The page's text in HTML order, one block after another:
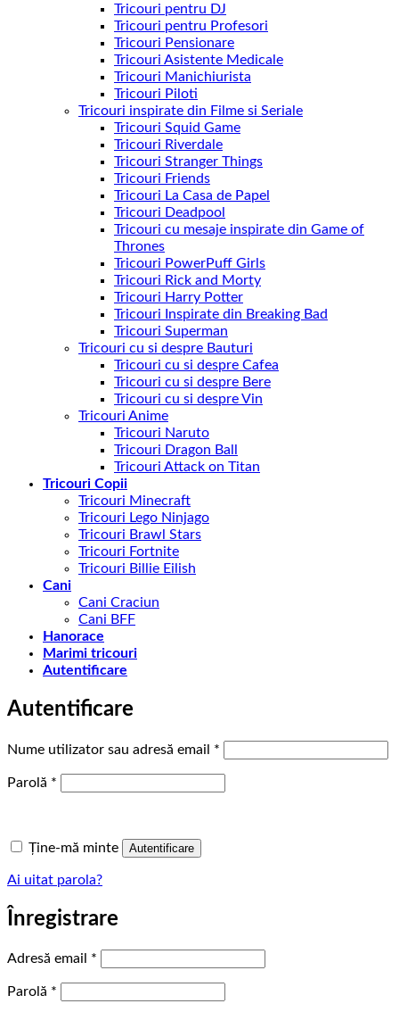
Tricouri pentru DJ
Tricouri pentru Profesori
Tricouri Pensionare
Tricouri Asistente Medicale
Tricouri Manichiurista
Tricouri Piloti
Tricouri inspirate din Filme si Seriale
Tricouri Squid Game
Tricouri Riverdale
Tricouri Stranger Things
Tricouri Friends
Tricouri La Casa de Papel
Tricouri Deadpool
Tricouri cu mesaje inspirate din Game of
Thrones
Tricouri PowerPuff Girls
Tricouri Rick and Morty
Tricouri Harry Potter
Tricouri Inspirate din Breaking Bad
Tricouri Superman
Tricouri cu si despre Bauturi
Tricouri cu si despre Cafea
Tricouri cu si despre Bere
Tricouri cu si despre Vin
Tricouri Anime
Tricouri Naruto
Tricouri Dragon Ball
Tricouri Attack on Titan
Tricouri Copii
Tricouri Minecraft
Tricouri Lego Ninjago
Tricouri Brawl Stars
Tricouri Fortnite
Tricouri Billie Eilish
Cani
Cani Craciun
Cani BFF
Hanorace
Marimi tricouri
Autentificare
Autentificare
Nume utilizator sau adresă email *
Parolă *
Ține-mă minte Autentificare
Ai uitat parola?
Înregistrare
Adresă email *
Parolă *